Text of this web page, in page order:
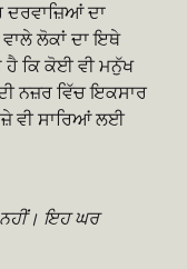
ਦਾ
ਲੋਕਾਂ ਦਾ ਇਥੇ
ਹੈ ਕਿ ਕੋਈ ਵੀ ਮਨੁੱਖ
ਨਜ਼ਰ ਵਿੱਚ ਇਕਸਾਰ
ਵੀ ਸਾਰਿਆਂ ਲਈ
ਇਹ ਘਰ